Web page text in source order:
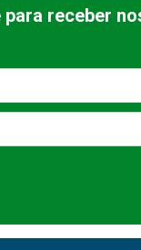
receber